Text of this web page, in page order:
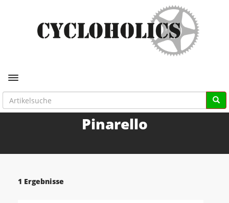
Toggle navigation
Pinarello
1 Ergebnisse